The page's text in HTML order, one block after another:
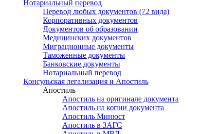
Нотариальный перевод
Перевод любых документов (72 вида)
Корпоративных документов
Документов об образовании
Медицинских документов
Миграционные документы
Таможенные документы
Банковские документы
Нотариальный перевод
Консульская легализация и Апостиль
Апостиль
Апостиль на оригинале документа
Апостиль на копии документа
Апостиль Минюст
Апостиль в ЗАГС